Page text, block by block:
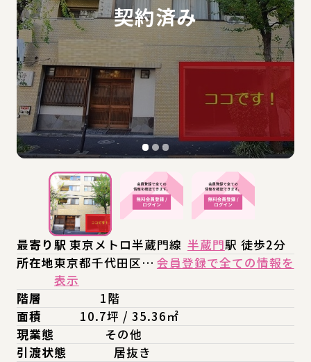
最寄り駅 東京メトロ半蔵門線 半蔵門駅 徒歩2分
所在地東京都千代田区… 会員登録で全ての情報を
表示
階層
1階
面積
10.7坪 / 35.36㎡
現業態
その他
引渡状態
居抜き